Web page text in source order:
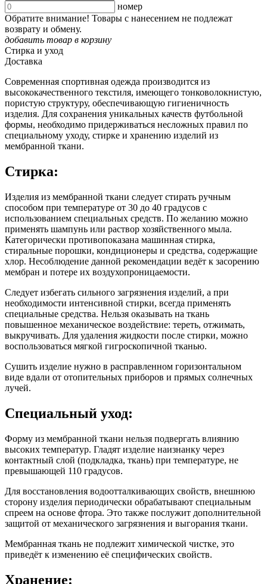
номер
Обратите внимание! Товары с нанесением не подлежат
возврату и обмену.
добавить товар в корзину
Стирка и уход
Доставка
Современная спортивная одежда производится из
высококачественного текстиля, имеющего тонковолокнистую,
пористую структуру, обеспечивающую гигиеничность
изделия. Для сохранения уникальных качеств футбольной
формы, необходимо придерживаться несложных правил по
специальному уходу, стирке и хранению изделий из
мембранной ткани.
Стирка:
Изделия из мембранной ткани следует стирать ручным
способом при температуре от 30 до 40 градусов с
использованием специальных средств. По желанию можно
применять шампунь или раствор хозяйственного мыла.
Категорически противопоказана машинная стирка,
стиральные порошки, кондиционеры и средства, содержащие
хлор. Несоблюдение данной рекомендации ведёт к засорению
мембран и потере их воздухопроницаемости.
Следует избегать сильного загрязнения изделий, а при
необходимости интенсивной стирки, всегда применять
специальные средства. Нельзя оказывать на ткань
повышенное механическое воздействие: тереть, отжимать,
выкручивать. Для удаления жидкости после стирки, можно
воспользоваться мягкой гигроскопичной тканью.
Сушить изделие нужно в расправленном горизонтальном
виде вдали от отопительных приборов и прямых солнечных
лучей.
Специальный уход:
Форму из мембранной ткани нельзя подвергать влиянию
высоких температур. Гладят изделие наизнанку через
контактный слой (подкладка, ткань) при температуре, не
превышающей 110 градусов.
Для восстановления водоотталкивающих свойств, внешнюю
сторону изделия периодически обрабатывают специальным
спреем на основе фтора. Это также послужит дополнительной
защитой от механического загрязнения и выгорания ткани.
Мембранная ткань не подлежит химической чистке, это
приведёт к изменению её специфических свойств.
Хранение: